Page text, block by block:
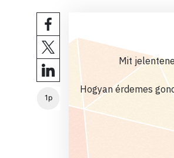
1p
Mit
Hogyan érdemes